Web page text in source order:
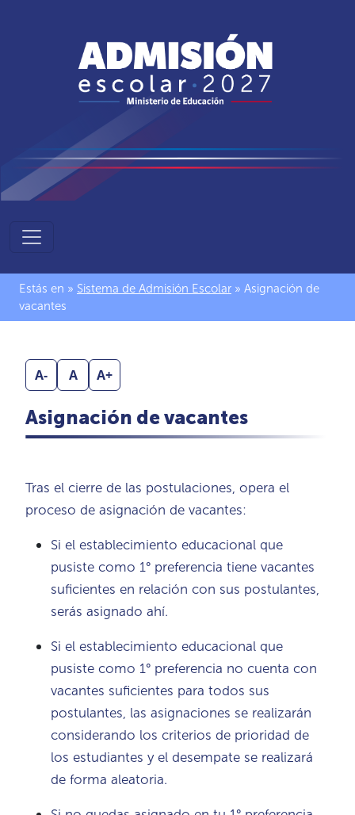
de
Admisión
Escolar
Estás en » Sistema de Admisión Escolar » Asignación de
vacantes
A- A A+
Asignación de vacantes
Tras el cierre de las postulaciones, opera el
proceso de asignación de vacantes:
Si el establecimiento educacional que
pusiste como 1° preferencia tiene vacantes
suficientes en relación con sus postulantes,
serás asignado ahí.
Si el establecimiento educacional que
pusiste como 1° preferencia no cuenta con
vacantes suficientes para todos sus
postulantes, las asignaciones se realizarán
considerando los criterios de prioridad de
los estudiantes y el desempate se realizará
de forma aleatoria.